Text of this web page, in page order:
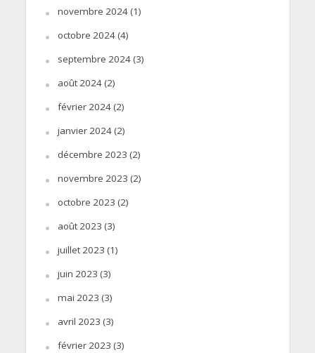
novembre 2024(1)
octobre 2024(4)
septembre 2024(3)
août 2024(2)
février 2024(2)
janvier 2024(2)
décembre 2023 (2)
novembre 2023 (2)
octobre 2023 (2)
août 2023 (3)
juillet 2023 (1)
juin 2023 (3)
mai 2023 (3)
avril 2023 (3)
février 2023 (3)